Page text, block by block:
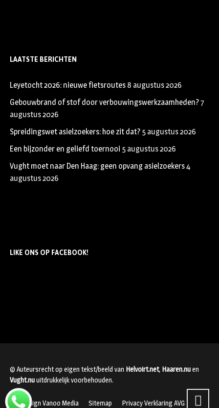
LAATSTE BERICHTEN
Leyetocht 2026: nieuwe fietsroutes 8 augustus 2026
Gebouwbrand of stof door verbouwingswerkzaamheden?7
augustus 2026
Spreidingswet asielzoekers: hoe zit dat? 5 augustus 2026
Een bijzonder en geliefd toernooi 5 augustus 2026
Vught moet naar Den Haag: geen opvang asielzoekers4
augustus 2026
LIKE ONS OP FACEBOOK!
© Auteursrecht op eigen tekst/beeld van Helvoirt.net, Haaren.nuen
Vught.nuuitdrukkelijk voorbehouden.
Webdesign Vanoo Media Sitemap Privacy Verklaring AVG